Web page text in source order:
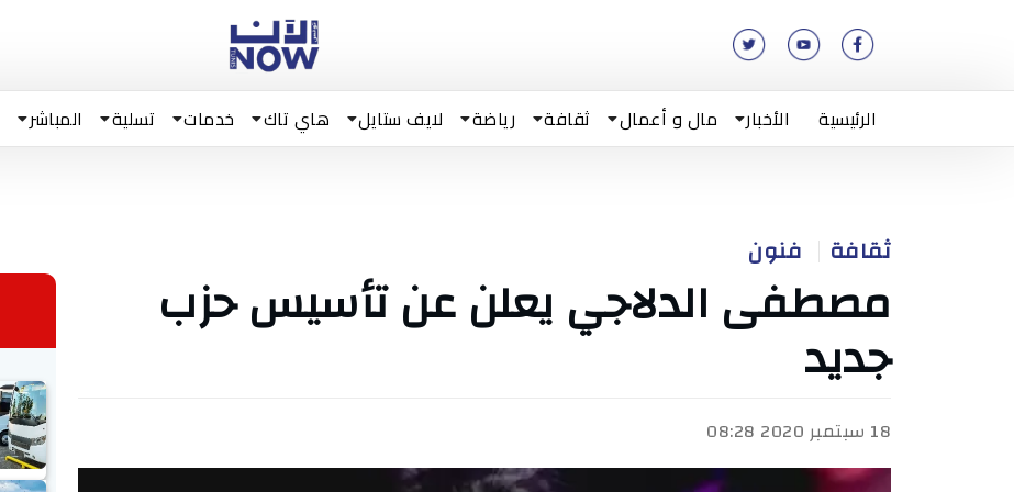
الرئيسية الأخبار مال و أعمال ثقافة رياضة لايف ستايل هاي تاك خدمات تسلية المباشر
ثقافة فنون
مصطفى الدلاجي يعلن عن تأسيس حزب
جديد
18 سبتمبر 2020 08:28